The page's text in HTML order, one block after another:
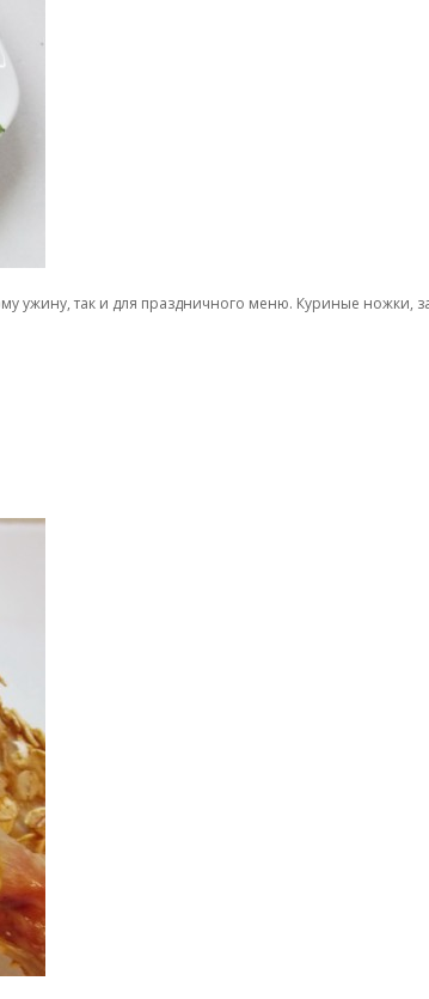
ужину, так и для праздничного меню. Куриные ножки,